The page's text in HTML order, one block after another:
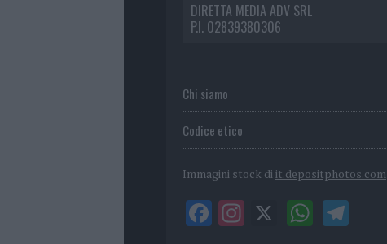
DIRETTA MEDIA ADV SRL
P.I. 02839380306
Chi siamo
Codice etico
Immagini stock di it.depositphotos.com